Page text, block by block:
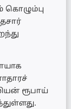
கொழும்பு
ரூபாய்